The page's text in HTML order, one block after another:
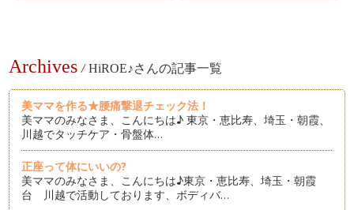
Archives / HiROE♪さんの記事一覧
美ママを作る★腰痛撃退チェック法！
美ママのみなさま、こんにちは♪ 東京・恵比寿、埼玉・朝霞、
川越でタッチケア・骨盤体…
正座って体にいいの?
美ママのみなさま、こんにちは♪東京・恵比寿、埼玉・朝霞
台 川越で活動しております、ボディバ…